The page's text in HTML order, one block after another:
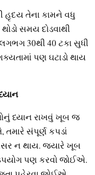
હૃદય તેના કામને વધુ
સમય દોડવાથી
લગભગ 30થી 40 ટકા સુધી
પણ ઘટાડો થાય
ધ્યાન રાખવું ખૂબ જ
તમારે સંપૂર્ણ કપડાં
ન થાય. જ્યારે ખૂબ
પણ કરવો જોઈએ.